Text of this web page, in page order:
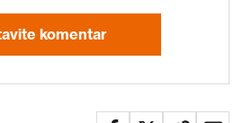
komentar